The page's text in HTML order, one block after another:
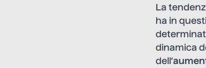
La
ha in
dinamica
dell’